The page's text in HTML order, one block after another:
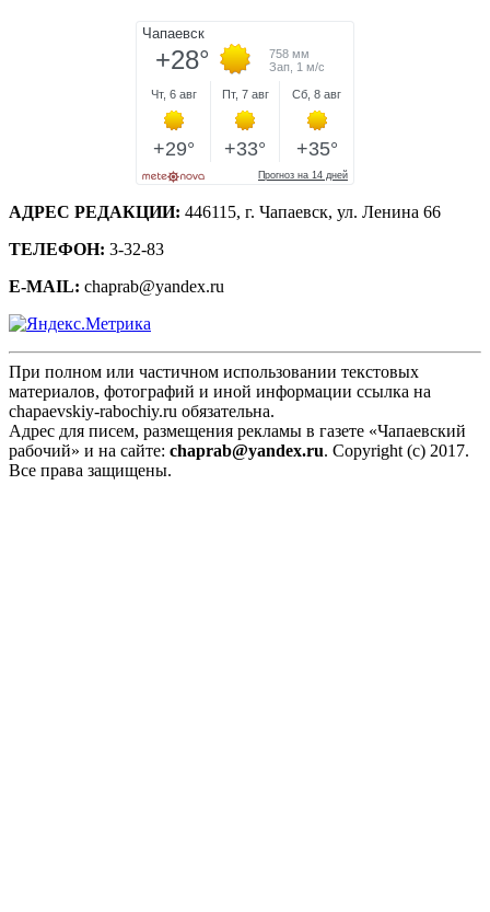
АДРЕС РЕДАКЦИИ: 446115, г. Чапаевск, ул. Ленина 66
ТЕЛЕФОН: 3-32-83
E-MAIL: chaprab@yandex.ru
При полном или частичном использовании текстовых
материалов, фотографий и иной информации ссылка на
chapaevskiy-rabochiy.ru обязательна.
Адрес для писем, размещения рекламы в газете «Чапаевский
рабочий» и на сайте: chaprab@yandex.ru. Copyright (c) 2017.
Все права защищены.